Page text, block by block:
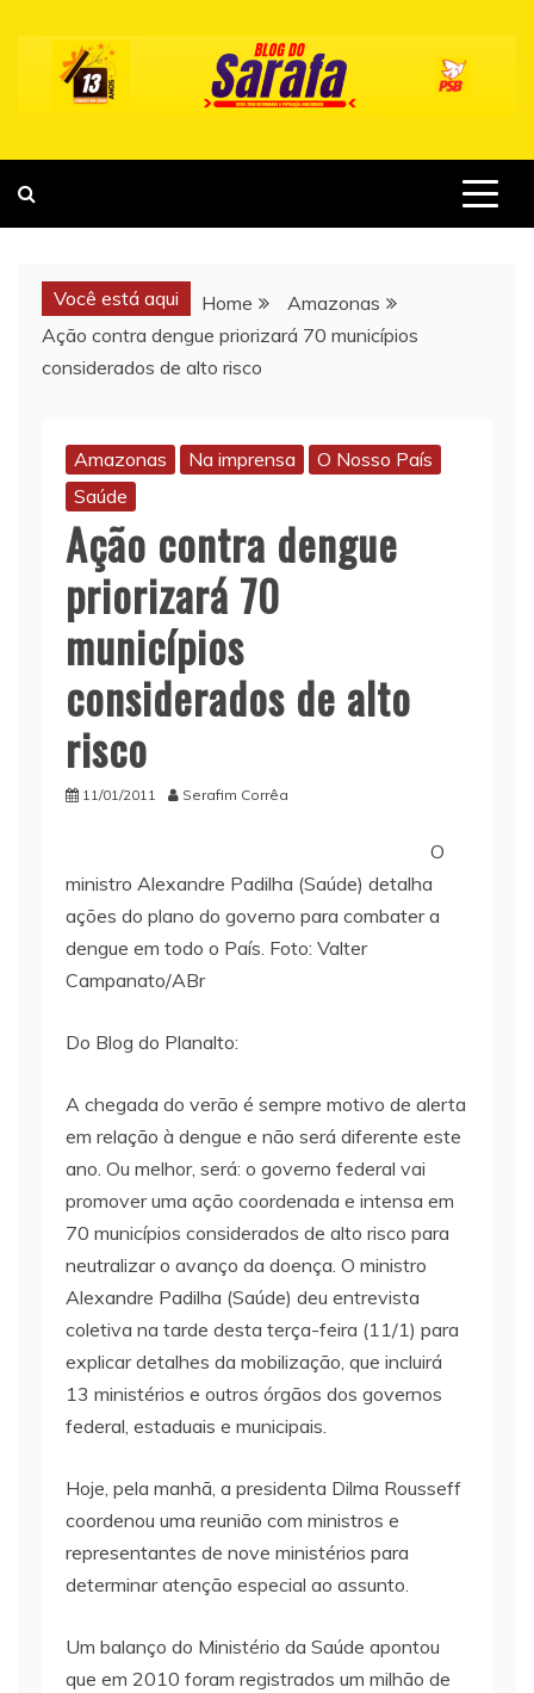
content
Você está aqui Home
Amazonas
Ação contra dengue priorizará 70 municípios
considerados de alto risco
Amazonas Na imprensa
O Nosso País
Saúde
Ação contra dengue
priorizará 70
municípios
considerados de alto
risco
11/01/2011 Serafim Corrêa
O
ministro Alexandre Padilha (Saúde) detalha
ações do plano do governo para combater a
dengue em todo o País. Foto: Valter
Campanato/ABr
Do Blog do Planalto:
A chegada do verão é sempre motivo de alerta
em relação à dengue e não será diferente este
ano. Ou melhor, será: o governo federal vai
promover uma ação coordenada e intensa em
70 municípios considerados de alto risco para
neutralizar o avanço da doença. O ministro
Alexandre Padilha (Saúde) deu entrevista
coletiva na tarde desta terça-feira (11/1) para
explicar detalhes da mobilização, que incluirá
13 ministérios e outros órgãos dos governos
federal, estaduais e municipais.
Hoje, pela manhã, a presidenta Dilma Rousseff
coordenou uma reunião com ministros e
representantes de nove ministérios para
determinar atenção especial ao assunto.
Um balanço do Ministério da Saúde apontou
que em 2010 foram registrados um milhão de